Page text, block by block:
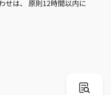
せは、 原則12時間以内に